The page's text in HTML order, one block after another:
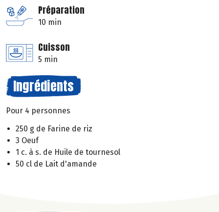
Préparation
10 min
Cuisson
5 min
Ingrédients
Pour 4 personnes
250 g de Farine de riz
3 Oeuf
1 c. à s. de Huile de tournesol
50 cl de Lait d'amande